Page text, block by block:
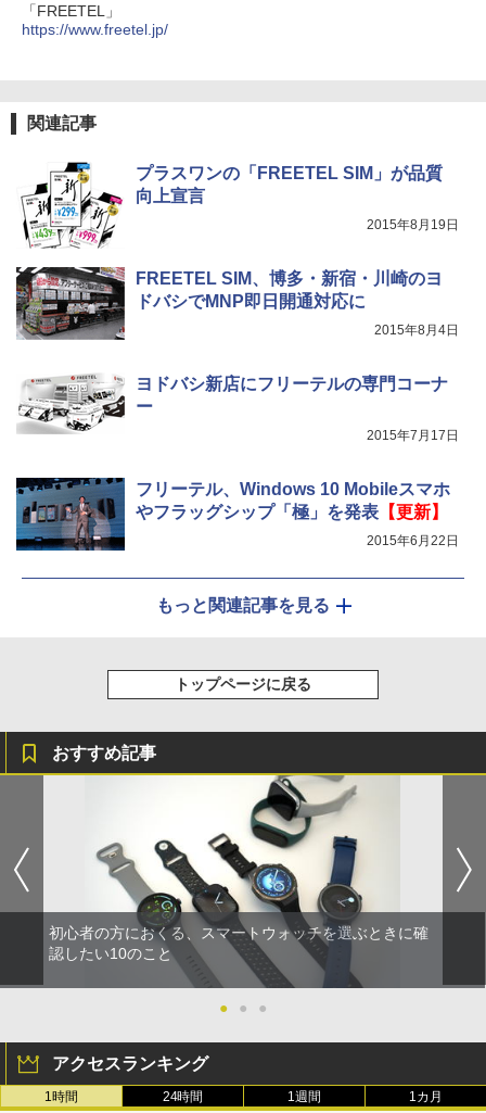
「FREETEL」
https://www.freetel.jp/
関連記事
プラスワンの「FREETEL SIM」が品質
向上宣言
2015年8月19日
FREETEL SIM、博多・新宿・川崎のヨ
ドバシでMNP即日開通対応に
2015年8月4日
ヨドバシ新店にフリーテルの専門コーナ
ー
2015年7月17日
フリーテル、Windows 10 Mobileスマホ
やフラッグシップ「極」を発表【更新】
2015年6月22日
もっと関連記事を見る
トップページに戻る
おすすめ記事
初心者の方におくる、スマートウォッチを選ぶときに確
認したい10のこと
● ● ●
アクセスランキング
1時間 24時間 1週間 1カ月